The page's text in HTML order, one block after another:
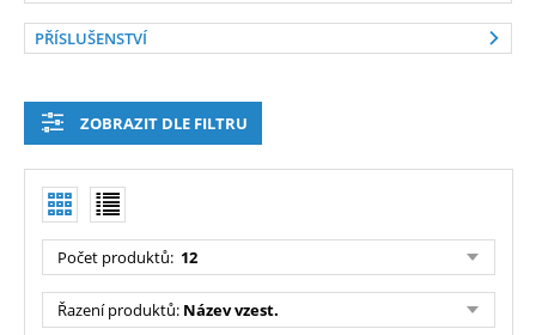
PŘÍSLUŠENSTVÍ
ZOBRAZIT DLE FILTRU
Počet produktů: 12
Řazení produktů: Název vzest.